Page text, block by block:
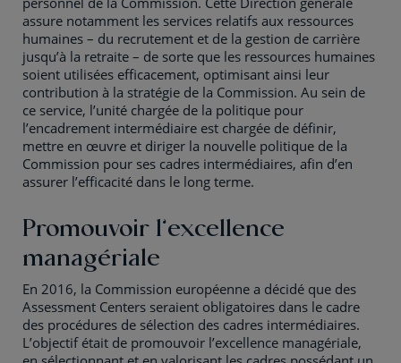
assure notamment les services relatifs aux ressources
humaines – du recrutement et de la gestion de carrière
jusqu’à la retraite – de sorte que les ressources humaines
soient utilisées efficacement, optimisant ainsi leur
contribution à la stratégie de la Commission. Au sein de
ce service, l’unité chargée de la politique pour
l’encadrement intermédiaire est chargée de définir,
mettre en œuvre et diriger la nouvelle politique de la
Commission pour ses cadres intermédiaires, afin d’en
assurer l’efficacité dans le long terme.
Promouvoir l’excellence
managériale
En 2016, la Commission européenne a décidé que des
Assessment Centers seraient obligatoires dans le cadre
des procédures de sélection des cadres intermédiaires.
L’objectif était de promouvoir l’excellence managériale,